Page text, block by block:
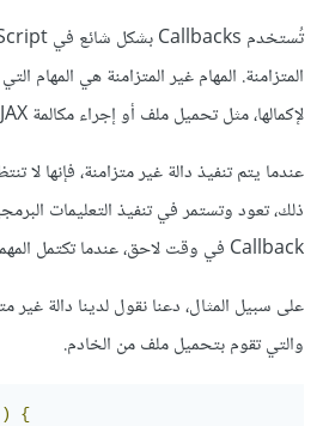
المتزامنة. المهام غير المتزامنة هي المهام
لإكمالها، مثل تحميل ملف أو إجراء مكالمة AJAX.
عندما يتم تنفيذ دالة غير متزامنة، فإنها لا
ذلك، تعود وتستمر في تنفيذ التعليمات
Callback في وقت لاحق، عندما تكتمل المهمة.
والتي تقوم بتحميل ملف من الخادم.
{